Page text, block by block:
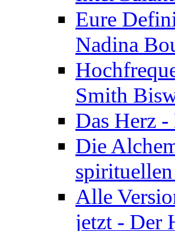
Eure
Nadina
Smith
Das Herz
Die
Alle
jetzt - Der